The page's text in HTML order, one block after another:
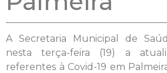
A Secretaria Municipal de
nesta terça-feira (19) a
referentes à Covid-19 em